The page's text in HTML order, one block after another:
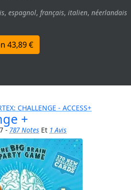
, espagnol, français, italien, néerlandais
43,89 €
CHALLENGE - ACCESS+
+
-787 Notes Et 1 Avis